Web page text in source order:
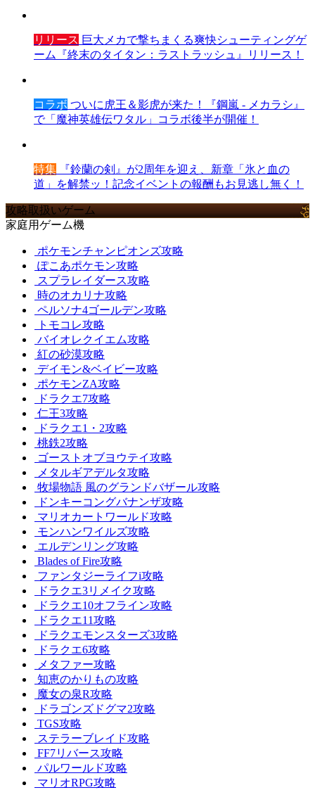
リリース 巨大メカで撃ちまくる爽快シューティングゲ
ーム『終末のタイタン：ラストラッシュ』リリース！
コラボ ついに虎王＆影虎が来た！『鋼嵐 - メカラシ』
で「魔神英雄伝ワタル」コラボ後半が開催！
特集 『鈴蘭の剣』が2周年を迎え、新章「氷と血の
道」を解禁ッ！記念イベントの報酬もお見逃し無く！
攻略取扱いゲーム
家庭用ゲーム機
ポケモンチャンピオンズ攻略
ぽこあポケモン攻略
スプラレイダース攻略
時のオカリナ攻略
ペルソナ4ゴールデン攻略
トモコレ攻略
バイオレクイエム攻略
紅の砂漠攻略
デイモン&ベイビー攻略
ポケモンZA攻略
ドラクエ7攻略
仁王3攻略
ドラクエ1・2攻略
桃鉄2攻略
ゴーストオブヨウテイ攻略
メタルギアデルタ攻略
牧場物語 風のグランドバザール攻略
ドンキーコングバナンザ攻略
マリオカートワールド攻略
モンハンワイルズ攻略
エルデンリング攻略
Blades of Fire攻略
ファンタジーライフi攻略
ドラクエ3リメイク攻略
ドラクエ10オフライン攻略
ドラクエ11攻略
ドラクエモンスターズ3攻略
ドラクエ6攻略
メタファー攻略
知恵のかりもの攻略
魔女の泉R攻略
ドラゴンズドグマ2攻略
TGS攻略
ステラーブレイド攻略
FF7リバース攻略
パルワールド攻略
マリオRPG攻略